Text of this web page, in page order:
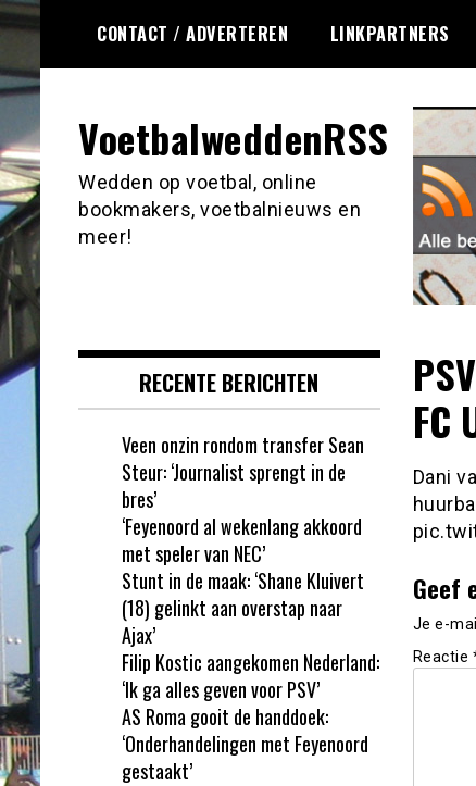
Ga
naar
de
inhoud
CONTACT / ADVERTEREN LINKPARTNERS
VoetbalweddenRSS
Wedden op voetbal, online
bookmakers, voetbalnieuws en
meer!
FC
Dani
Geef
Je e-
Reactie
RECENTE BERICHTEN
Veen onzin rondom transfer Sean
Steur: ‘Journalist sprengt in de
bres’
‘Feyenoord al wekenlang akkoord
met speler van NEC’
Stunt in de maak: ‘Shane Kluivert
(18) gelinkt aan overstap naar
Ajax’
Filip Kostic aangekomen Nederland:
‘Ik ga alles geven voor PSV’
AS Roma gooit de handdoek:
‘Onderhandelingen met Feyenoord
gestaakt’